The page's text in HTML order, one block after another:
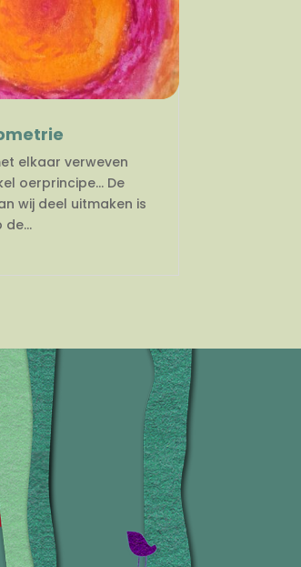
elkaar verweven
oerprincipe… De
wij deel uitmaken is